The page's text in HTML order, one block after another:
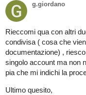
g.giordano
Rieccomi qua con altri
condivisa ( cosa che
documentazione) ,
singolo account ma non
pia che mi indichi la
Ultimo quesito,